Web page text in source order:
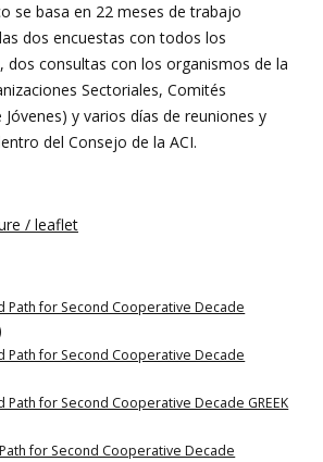
se basa en 22 meses de trabajo
dos encuestas con todos los
dos consultas con los organismos de la
Sectoriales, Comités
y varios días de reuniones y
del Consejo de la ACI.
/ leaflet
Path for Second Cooperative Decade
Path for Second Cooperative Decade
Path for Second Cooperative Decade GREEK
for Second Cooperative Decade